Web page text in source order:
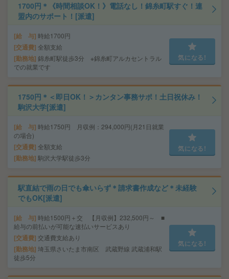
1700円＊《時間相談OK！》電話なし！錦糸町駅すぐ！連
盟内のサポート！[派遣]
給 与 時給1700円
交通費 全額支給
勤務地 錦糸町駅徒歩3分 ※錦糸町アルカセントラル
での就業です
気になる!
1750円＊＜即日OK！＞カンタン事務サポ！土日祝休み！
駒沢大学[派遣]
給 与 時給1750円 月収例：294,000円(月21日就業
の場合)
交通費 全額支給
勤務地 駒沢大学駅徒歩3分
気になる!
駅直結で雨の日でも傘いらず＊請求書作成など＊未経験
でもOK[派遣]
給 与 時給1500円＋交 【月収例】232,500円～ ■
給与の前払いが可能な速払いサービスあり
交通費 交通費支給あり
勤務地 埼玉県さいたま市南区 武蔵野線 武蔵浦和駅
徒歩5分
気になる!